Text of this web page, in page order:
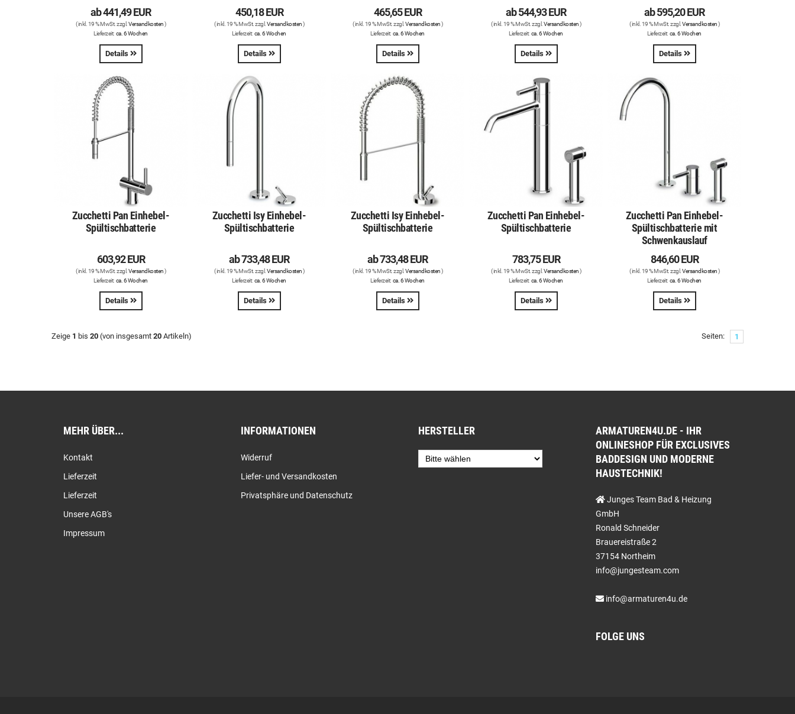
ab441,49 EUR
( inkl. 19 % MwSt. zzgl. Versandkosten)
Lieferzeit: ca. 6 Wochen
Details
450,18 EUR
( inkl. 19 % MwSt. zzgl. Versandkosten)
Lieferzeit: ca. 6 Wochen
Details
465,65 EUR
( inkl. 19 % MwSt. zzgl. Versandkosten)
Lieferzeit: ca. 6 Wochen
Details
ab544,93 EUR
( inkl. 19 % MwSt. zzgl. Versandkosten)
Lieferzeit: ca. 6 Wochen
Details
ab595,20 EUR
( inkl. 19 % MwSt. zzgl. Versandkosten)
Lieferzeit: ca. 6 Wochen
Details
Zucchetti Pan Einhebel-
Spültischbatterie
603,92 EUR
( inkl. 19 % MwSt. zzgl. Versandkosten)
Lieferzeit: ca. 6 Wochen
Details
Zucchetti Isy Einhebel-
Spültischbatterie
ab733,48 EUR
( inkl. 19 % MwSt. zzgl. Versandkosten)
Lieferzeit: ca. 6 Wochen
Details
Zucchetti Isy Einhebel-
Spültischbatterie
ab733,48 EUR
( inkl. 19 % MwSt. zzgl. Versandkosten)
Lieferzeit: ca. 6 Wochen
Details
Zucchetti Pan Einhebel-
Spültischbatterie
783,75 EUR
( inkl. 19 % MwSt. zzgl. Versandkosten)
Lieferzeit: ca. 6 Wochen
Details
Zucchetti Pan Einhebel-
Spültischbatterie mit
Schwenkauslauf
846,60 EUR
( inkl. 19 % MwSt. zzgl. Versandkosten)
Lieferzeit: ca. 6 Wochen
Details
Zeige 1 bis 20 (von insgesamt 20 Artikeln) Seiten: 1
MEHR ÜBER...
Kontakt
Lieferzeit
Lieferzeit
Unsere AGB's
Impressum
INFORMATIONEN
Widerruf
Liefer- und Versandkosten
Privatsphäre und Datenschutz
HERSTELLER
ARMATUREN4U.DE - IHR
ONLINESHOP FÜR EXCLUSIVES
BADDESIGN UND MODERNE
HAUSTECHNIK!
Junges Team Bad & Heizung
GmbH
Ronald Schneider
Brauereistraße 2
37154 Northeim
info@jungesteam.com
info@armaturen4u.de
FOLGE UNS